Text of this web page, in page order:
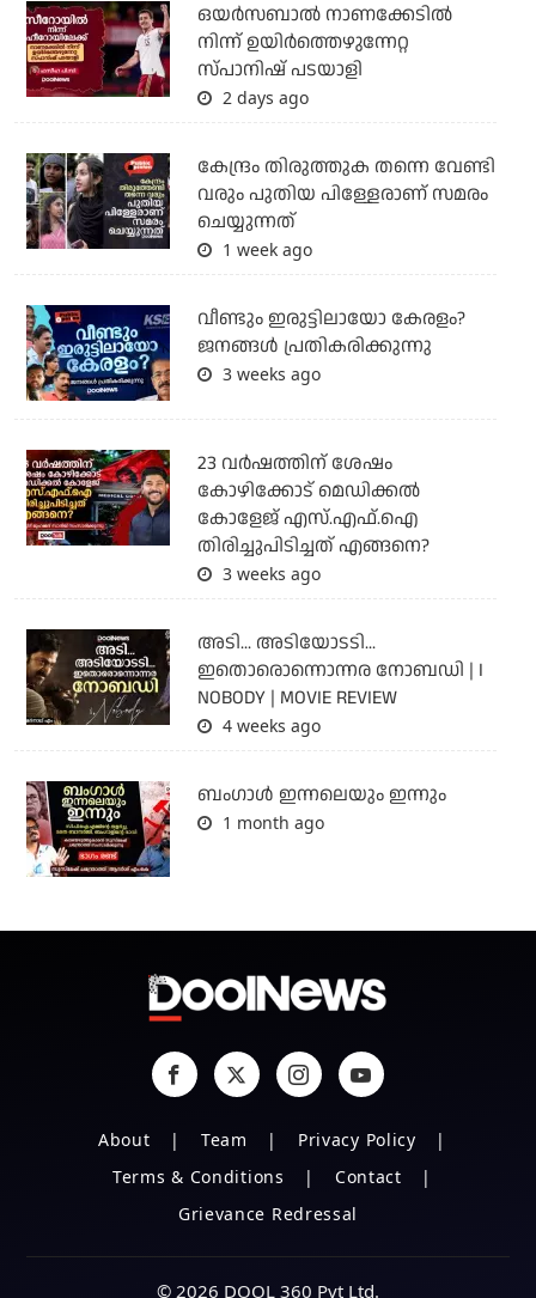
ഒയര്‍സബാൽ നാണക്കേടിൽ
നിന്ന് ഉയിർത്തെഴുന്നേറ്റ
സ്പാനിഷ് പടയാളി
2 days ago
കേന്ദ്രം തിരുത്തുക തന്നെ വേണ്ടി
വരും പുതിയ പിള്ളേരാണ് സമരം
ചെയ്യുന്നത്
1 week ago
വീണ്ടും ഇരുട്ടിലായോ കേരളം?
ജനങ്ങൾ പ്രതികരിക്കുന്നു
3 weeks ago
23 വർഷത്തിന് ശേഷം
കോഴിക്കോട് മെഡിക്കൽ
കോളേജ് എസ്.എഫ്.ഐ
തിരിച്ചുപിടിച്ചത് എങ്ങനെ?
3 weeks ago
അടി... അടിയോടടി...
ഇതൊരൊന്നൊന്നര നോബഡി | I
NOBODY | MOVIE REVIEW
4 weeks ago
ബംഗാള്‍ ഇന്നലെയും ഇന്നും
1 month ago
About Team
Privacy Policy
Terms & Conditions
Contact
Grievance Redressal
© 2026 DOOL 360 Pvt Ltd.